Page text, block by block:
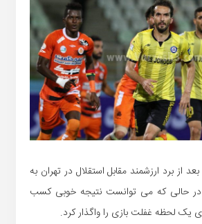
از برد ارزشمند مقابل استقلال در تهران به
حالی که می توانست نتیجه خوبی کسب
یک لحظه غفلت بازی را واگذار کرد.